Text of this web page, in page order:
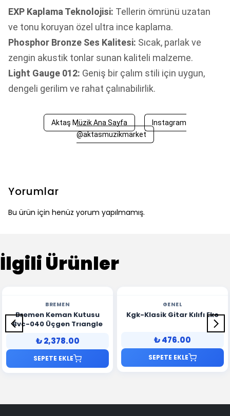
EXP Kaplama Teknolojisi: Tellerin ömrünü uzatan
ve tonu koruyan özel ultra ince kaplama.
Phosphor Bronze Ses Kalitesi: Sıcak, parlak ve
zengin akustik tonlar sunan kaliteli malzeme.
Light Gauge 012: Geniş bir çalım stili için uygun,
dengeli gerilim ve rahat çalınabilirlik.
Aktaş Müzik Ana Sayfa
Instagram
@aktasmuzikmarket
Yorumlar
Bu ürün için henüz yorum yapılmamış.
İlgili Ürünler
BREMEN
Bremen Keman Kutusu
Bvc-040 Üçgen Trıangle
₺ 2,378.00
SEPETE EKLE
GENEL
Kgk-Klasik Gitar Kılıfı Eko
₺ 476.00
SEPETE EKLE